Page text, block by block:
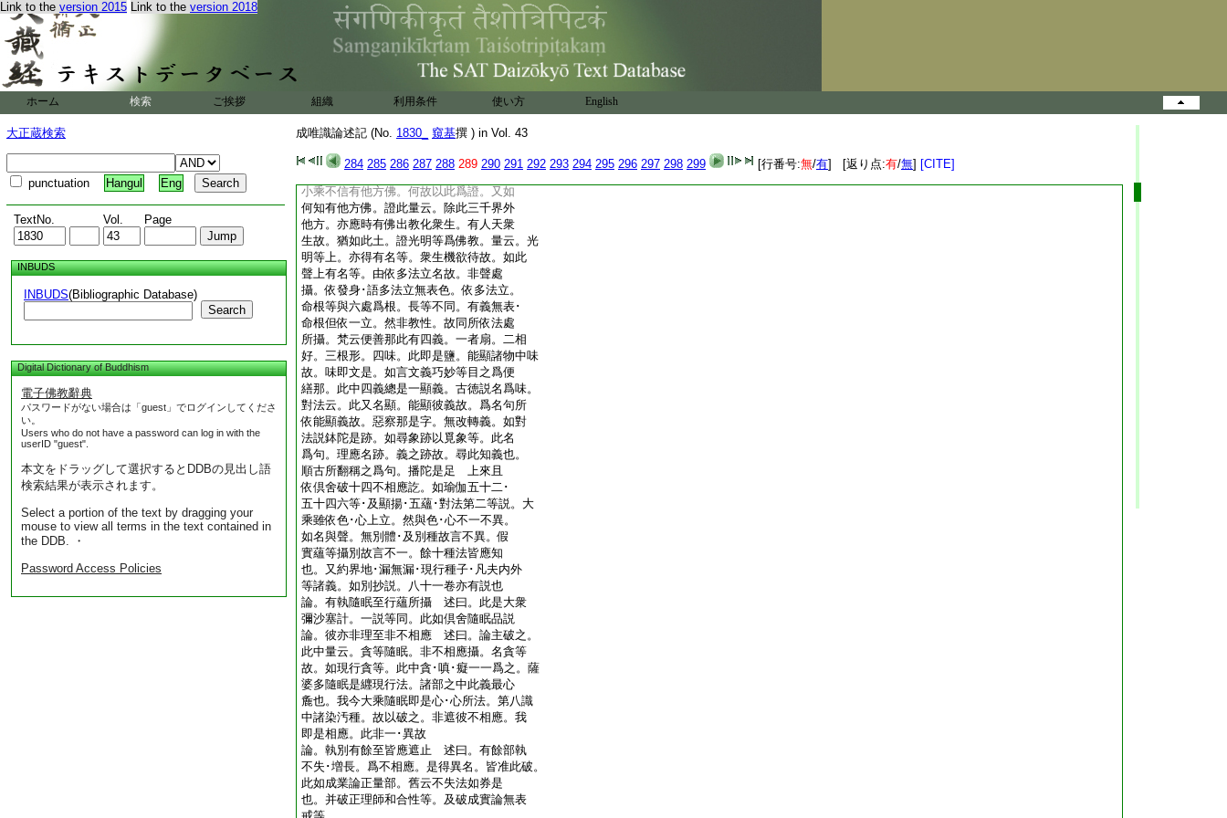
Link to the version 2015 Link to the version 2018
ホーム 検索 ご挨拶 組織 利用条件 使い方 English
大正蔵検索
punctuation Hangul Eng
TextNo. Vol. Page
INBUDS
INBUDS(Bibliographic Database)
Search
Digital Dictionary of Buddhism
電子佛教辭典
パスワードがない場合は「guest」でログインしてくださ
い。
Users who do not have a password can log in with the
userID "guest".
本文をドラッグして選択するとDDBの見出し語
検索結果が表示されます。
Select a portion of the text by dragging your
mouse to view all terms in the text contained in
the DDB. ・
Password Access Policies
成唯識論述記 (No. 1830_ 窺基撰 ) in Vol. 43
284 285 286 287 288 289 290 291 292 293 294 295 296 297 298 299 [行番号:無/有] [返り点:有/無] [CITE]
攝答聲上有教名等不相應。色上無教故是
色處攝
問曰。聲上屈曲即以爲教。色上屈曲應亦
論。且依此土至非謂一切 述曰。四會相違。
名等依聲者依此土説。諸餘佛土名等依
餘故
論。諸餘佛土至假立三故 述曰。餘佛土者。
何者是耶。如無垢稱經説。或以光明。妙香。
及味。等者等取觸･思數等。此上皆得假立
小乘不信有他方佛。何故以此爲證。又如
何知有他方佛。證此量云。除此三千界外
他方。亦應時有佛出教化衆生。有人天衆
生故。猶如此土。證光明等爲佛教。量云。光
明等上。亦得有名等。衆生機欲待故。如此
聲上有名等。由依多法立名故。非聲處
攝。依發身･語多法立無表色。依多法立。
命根等與六處爲根。長等不同。有義無表･
命根但依一立。然非教性。故同所依法處
所攝。梵云便善那此有四義。一者扇。二相
好。三根形。四味。此即是鹽。能顯諸物中味
故。味即文是。如言文義巧妙等目之爲便
繕那。此中四義總是一顯義。古徳説名爲味。
對法云。此又名顯。能顯彼義故。爲名句所
依能顯義故。惡察那是字。無改轉義。如對
法説鉢陀是跡。如尋象跡以覓象等。此名
爲句。理應名跡。義之跡故。尋此知義也。
順古所翻稱之爲句。播陀是足 上來且
依倶舍破十四不相應訖。如瑜伽五十二･
五十四六等･及顯揚･五蘊･對法第二等説。大
乘雖依色･心上立。然與色･心不一不異。
如名與聲。無別體･及別種故言不異。假
實蘊等攝別故言不一。餘十種法皆應知
也。又約界地･漏無漏･現行種子･凡夫内外
等諸義。如別抄説。八十一卷亦有説也
論。有執隨眠至行蘊所攝 述曰。此是大衆
彌沙塞計。一説等同。此如倶舍隨眠品説
論。彼亦非理至非不相應 述曰。論主破之。
此中量云。貪等隨眠。非不相應攝。名貪等
故。如現行貪等。此中貪･嗔･癡一一爲之。薩
婆多隨眠是纒現行法。諸部之中此義最心
麁也。我今大乘隨眠即是心･心所法。第八識
中諸染汚種。故以破之。非遮彼不相應。我
即是相應。此非一･異故
論。執別有餘至皆應遮止 述曰。有餘部執
不失･増長。爲不相應。是得異名。皆准此破。
此如成業論正量部。舊云不失法如券是
也。并破正理師和合性等。及破成實論無表